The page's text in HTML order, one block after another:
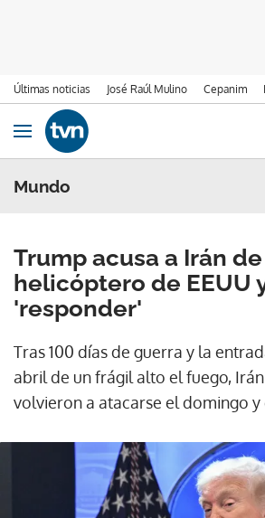
Últimas noticias José Raúl Mulino Cepanim
Ir al contenido
Obrir navegació
Mundo
Trump acusa a Irán
helicóptero de EEUU
'responder'
Tras 100 días de guerra y la
abril de un frágil alto el fuego,
volvieron a atacarse el domingo y